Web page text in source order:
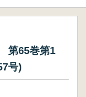
第65巻第1
号)